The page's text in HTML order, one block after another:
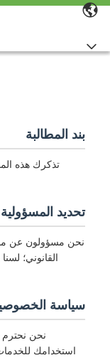
بند المطالبة
تذكرك هذه
تحديد المسؤولية
نحن مسؤولون عن
القانوني؛
سياسة
نحن نحترم
استخدامك